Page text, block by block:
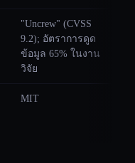
"Uncrew" (CVSS
9.2); อัตราการดูด
ข้อมูล 65% ในงาน
วิจัย
MIT